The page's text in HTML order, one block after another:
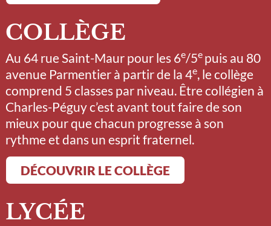
COLLÈGE
Au 64 rue Saint-Maur pour les 6e/5e puis au 80
avenue Parmentier à partir de la 4e, le collège
comprend 5 classes par niveau. Être collégien à
Charles-Péguy c’est avant tout faire de son
mieux pour que chacun progresse à son
rythme et dans un esprit fraternel.
DÉCOUVRIR LE COLLÈGE
LYCÉE